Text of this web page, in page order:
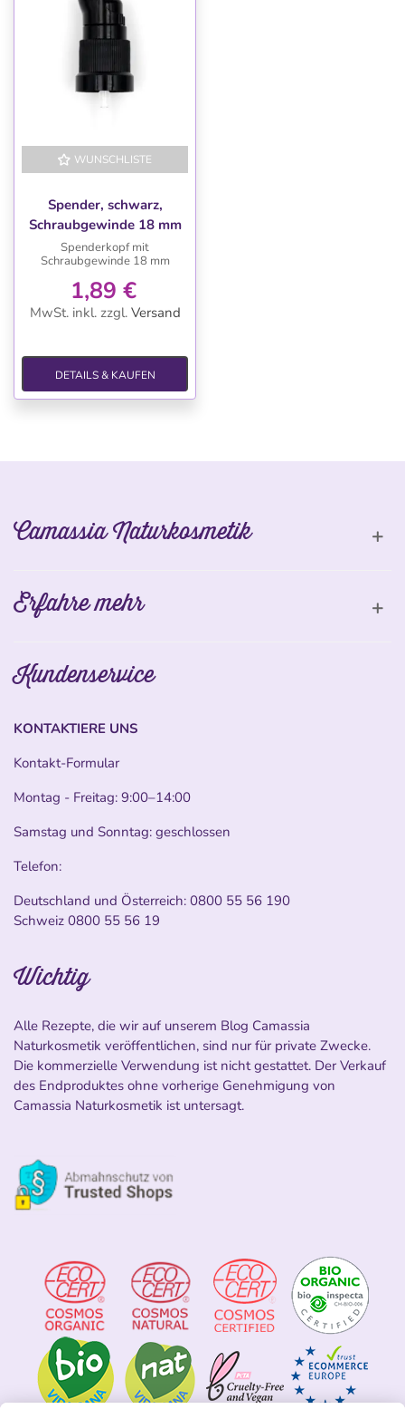
WUNSCHLISTE
Spender, schwarz,
Schraubgewinde 18 mm
Spenderkopf mit
Schraubgewinde 18 mm
1,89 €
MwSt. inkl. zzgl. Versand
DETAILS & KAUFEN
Camassia Naturkosmetik
Erfahre mehr
Kundenservice
KONTAKTIERE UNS
Kontakt-Formular
Montag - Freitag: 9:00–14:00
Samstag und Sonntag: geschlossen
Telefon:
Deutschland und Österreich: 0800 55 56 190
Schweiz 0800 55 56 19
Wichtig
Alle Rezepte, die wir auf unserem Blog Camassia
Naturkosmetik veröffentlichen, sind nur für private Zwecke.
Die kommerzielle Verwendung ist nicht gestattet. Der Verkauf
des Endproduktes ohne vorherige Genehmigung von
Camassia Naturkosmetik ist untersagt.